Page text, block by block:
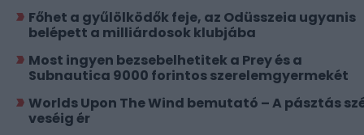
Főhet a gyűlölködők feje, az Odüsszeia ugyanis
belépett a milliárdosok klubjába
Most ingyen bezsebelhetitek a Prey és a
Subnautica 9000 forintos szerelemgyermekét
Worlds Upon The Wind bemutató – A pásztás
veséig ér